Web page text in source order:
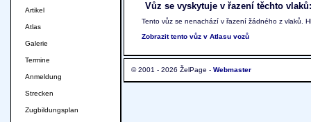
Vůz se vyskytuje v řazení těchto vlaků:
Tento vůz se nenachází v řazení žádného z vlaků.
Zobrazit tento vůz v Atlasu vozů
© 2001 - 2026 ŽelPage - Webmaster
Artikel
Atlas
Galerie
Termine
Anmeldung
Strecken
Zugbildungsplan